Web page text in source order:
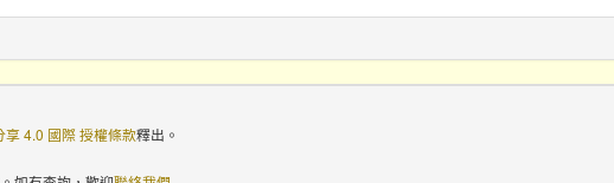
4.0 國際 授權條款釋出。